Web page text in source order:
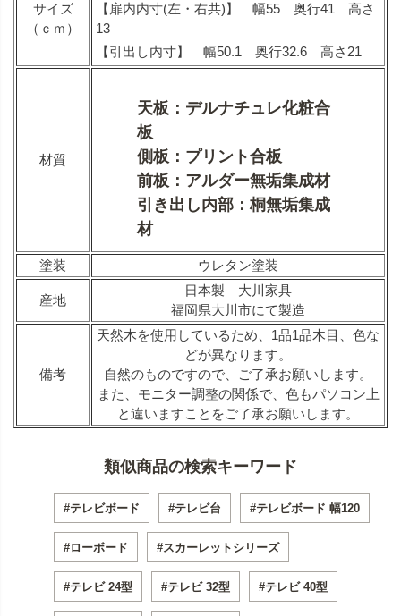
サイズ
（ｃｍ）
【扉内内寸(左・右共)】 幅55 奥行41 高さ
13
【引出し内寸】 幅50.1 奥行32.6 高さ21
材質
天板：デルナチュレ化粧合
板
側板：プリント合板
前板：アルダー無垢集成材
引き出し内部：桐無垢集成
材
塗装 ウレタン塗装
産地
日本製 大川家具
福岡県大川市にて製造
備考
天然木を使用しているため、1品1品木目、色な
どが異なります。
自然のものですので、ご了承お願いします。
また、モニター調整の関係で、色もパソコン上
と違いますことをご了承お願いします。
類似商品の検索キーワード
#テレビボード #テレビ台 #テレビボード 幅120
#ローボード #スカーレットシリーズ
#テレビ 24型 #テレビ 32型 #テレビ 40型